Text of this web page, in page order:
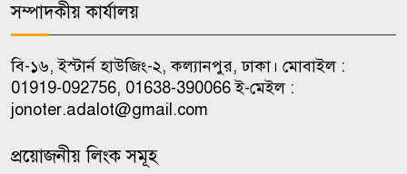
চাকরি পেলেন জুলাই শহিদ ও আহত
পরিবারের ১০ সদস্য
১০
সম্পাদকীয় কার্যালয়
বি-১৬, ইস্টার্ন হাউজিং-২, কল্যানপুর, ঢাকা। মোবাইল :
01919-092756, 01638-390066 ই-মেইল :
jonoter.adalot@gmail.com
প্রয়োজনীয় লিংক সমূহ